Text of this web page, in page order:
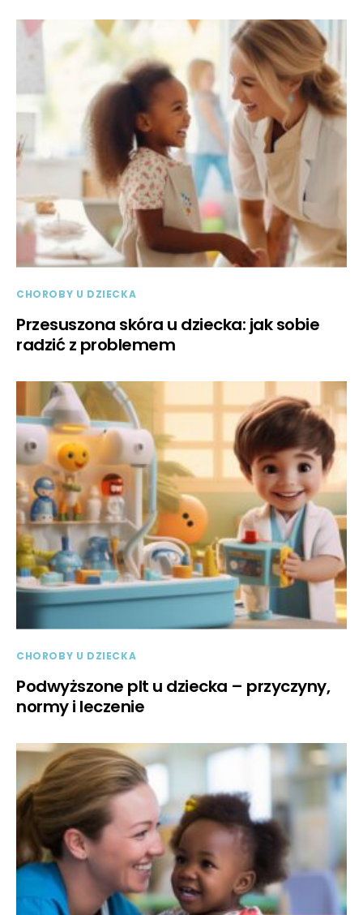
CHOROBY U DZIECKA
Przesuszona skóra u dziecka: jak sobie
radzić z problemem
CHOROBY U DZIECKA
Podwyższone plt u dziecka – przyczyny,
normy i leczenie